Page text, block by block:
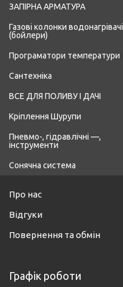
ЗАПІРНА АРМАТУРА
Газові колонки водонагрівачі
(бойлери)
Програматори температури
Сантехніка
ВСЕ ДЛЯ ПОЛИВУ І ДАЧІ
Кріплення Шурупи
Пневмо-, гідравлічні —,
інструменти
Сонячна система
Про нас
Відгуки
Повернення та обмін
Графік роботи